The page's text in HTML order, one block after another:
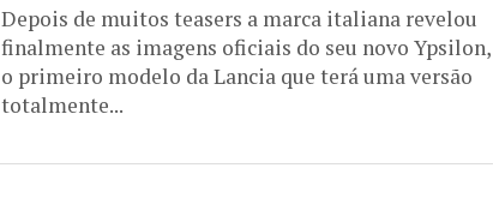
Depois de muitos teasers a marca italiana revelou
finalmente as imagens oficiais do seu novo Ypsilon,
o primeiro modelo da Lancia que terá uma versão
totalmente...